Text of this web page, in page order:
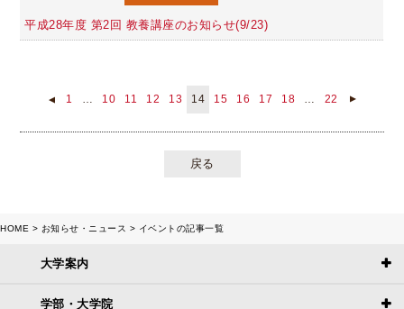
平成28年度 第2回 教養講座のお知らせ(9/23)
▲ 1 … 10 11 12 13 14 15 16 17 18 … 22 ▲
戻る
HOME お知らせ・ニュース イベントの記事一覧
大学案内
学部・大学院